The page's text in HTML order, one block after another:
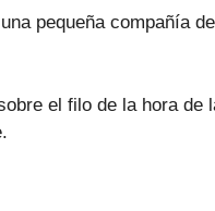
pequeña compañía
el filo de la hora